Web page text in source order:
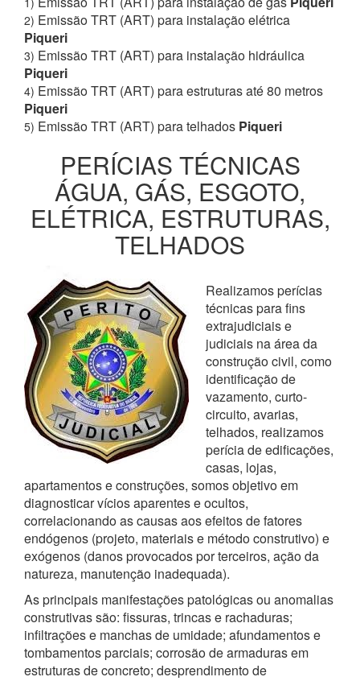
2) Emissão TRT (ART) para instalação elétrica
Piqueri
3) Emissão TRT (ART) para instalação hidráulica
Piqueri
4) Emissão TRT (ART) para estruturas até 80 metros
Piqueri
5) Emissão TRT (ART) para telhados Piqueri
PERÍCIAS TÉCNICAS
ÁGUA, GÁS, ESGOTO,
ELÉTRICA, ESTRUTURAS,
TELHADOS
Realizamos perícias
técnicas para fins
extrajudiciais e
judiciais na área da
construção civil, como
identificação de
vazamento, curto-
circuito, avarias,
telhados, realizamos
perícia de edificações,
casas, lojas,
apartamentos e construções, somos objetivo em
diagnosticar vícios aparentes e ocultos,
correlacionando as causas aos efeitos de fatores
endógenos (projeto, materiais e método construtivo) e
exógenos (danos provocados por terceiros, ação da
natureza, manutenção inadequada).
As principais manifestações patológicas ou anomalias
construtivas são: fissuras, trincas e rachaduras;
infiltrações e manchas de umidade; afundamentos e
tombamentos parciais; corrosão de armaduras em
estruturas de concreto; desprendimento de